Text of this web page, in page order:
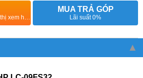
MUA TRẢ GÓP
Lãi suất 0%